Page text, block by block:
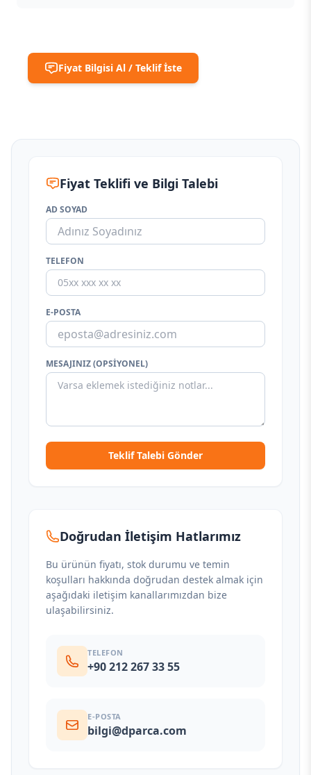
Fiyat Bilgisi Al / Teklif İste
Fiyat Teklifi ve Bilgi Talebi
AD SOYAD
TELEFON
E-POSTA
MESAJINIZ (OPSIYONEL)
Teklif Talebi Gönder
Doğrudan İletişim Hatlarımız
Bu ürünün fiyatı, stok durumu ve temin
koşulları hakkında doğrudan destek almak için
aşağıdaki iletişim kanallarımızdan bize
ulaşabilirsiniz.
TELEFON
+90 212 267 33 55
E-POSTA
bilgi@dparca.com